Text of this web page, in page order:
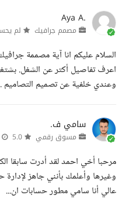
Aya A.
مصمم جرافيك لم
اعرف تفاصيل أكتر عن الشغل.
وعندي خلفية عن تصميم التصاميم
سامي ف.
مسوق رقمي
مرحبا أخي احمد لقد أدرت سابقا
وغيرها وأعلمك بأنني جاهز
عالي أنا سامي مطور حسابات ان...